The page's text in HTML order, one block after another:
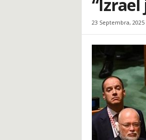
.
23 Septembra, 2025